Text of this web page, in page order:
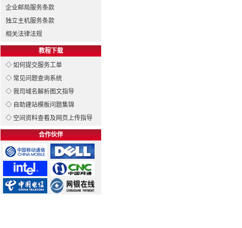
企业邮局服务条款
独立主机服务条款
相关法律法规
教程下载
◇ 如何提交服务工单
◇ 常见问题查询系统
◇ 我司域名解析图文指导
◇ 自助建站模板问题集锦
◇ 空间资料查看及网页上传指导
合作伙伴